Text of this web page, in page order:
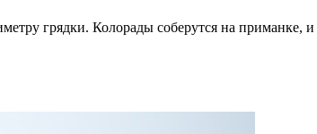
грядки. Колорады соберутся на приманке,